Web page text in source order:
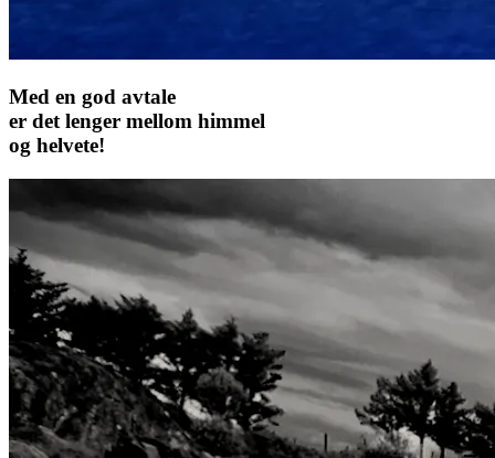
Med en god avtale
er det lenger mellom himmel
og helvete!